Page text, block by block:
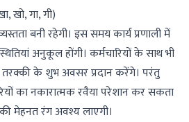
खो, गा, गी)
बनी रहेगी। इस समय कार्य प्रणाली में
अनुकूल होंगी। कर्मचारियों के साथ भी
के शुभ अवसर प्रदान करेंगे। परंतु
का नकारात्मक रवैया परेशान कर सकता
मेहनत रंग अवश्य लाएगी।